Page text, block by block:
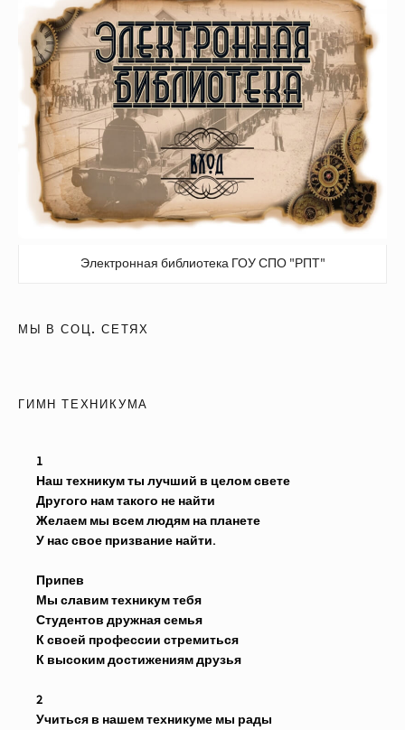
Электронная библиотека ГОУ СПО "РПТ"
МЫ В СОЦ. СЕТЯХ
ГИМН ТЕХНИКУМА
1
Наш техникум ты лучший в целом свете
Другого нам такого не найти
Желаем мы всем людям на планете
У нас свое призвание найти.
Припев
Мы славим техникум тебя
Студентов дружная семья
К своей профессии стремиться
К высоким достижениям друзья
2
Учиться в нашем техникуме мы рады